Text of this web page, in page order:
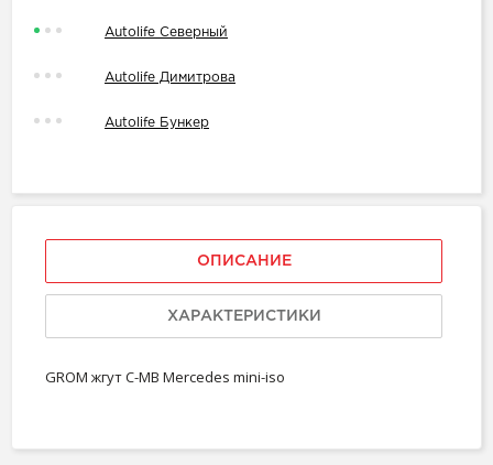
Autolife Северный
Autolife Димитрова
Autolife Бункер
ОПИСАНИЕ
ХАРАКТЕРИСТИКИ
GROM жгут C-MB Mercedes mini-iso